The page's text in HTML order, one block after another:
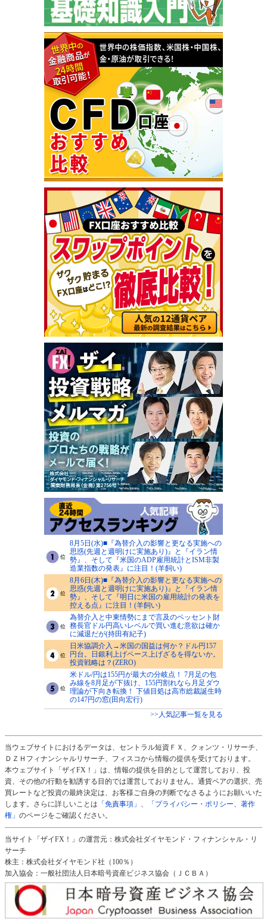
8月5日(水)■『為替介入の影響と更なる実施への
思惑(先週と週明けに実施あり)』と『イラン情
勢』、そして『米国のADP雇用統計とISM非製
造業指数の発表』に注目！(羊飼い)
8月6日(木)■『為替介入の影響と更なる実施への
思惑(先週と週明けに実施あり)』と『イラン情
勢』、そして『明日に米国の雇用統計の発表を
控える点』に注目！(羊飼い)
為替介入と中東情勢にまで言及のベッセント財
務長官ドル円高いレベルで買い進む意欲は確か
に減退だが(持田有紀子)
日米協調介入→米国の国益は何か？ドル円157
円台。日銀利上げペース上げざるを得ないか。
投資戦略は？(ZERO)
米ドル/円は155円が最大の分岐点！ 7月足の包
み線を8月足が下抜け、155円割れなら月足ダウ
理論が下向き転換！ 下値目処は高市総裁誕生時
の147円の窓(田向宏行)
>>人気記事一覧を見る
当ウェブサイトにおけるデータは、セントラル短資ＦＸ、クォンツ・リサーチ、
ＤＺＨフィナンシャルリサーチ、フィスコから情報の提供を受けております。
本ウェブサイト「ザイFX！」は、情報の提供を目的として運営しており、投
資、その他の行動を勧誘する目的では運営しておりません。通貨ペアの選択、売
買レートなど投資の最終決定は、お客様ご自身の判断でなさるようにお願いいた
します。さらに詳しいことは 「免責事項」 、
「プライバシー・ポリシー、著作
権」 のページをご確認ください。
当サイト「ザイFX！」の運営元：株式会社ダイヤモンド・フィナンシャル・リ
サーチ
株主：株式会社ダイヤモンド社（100％）
加入協会：一般社団法人日本暗号資産ビジネス協会（ＪＣＢＡ）